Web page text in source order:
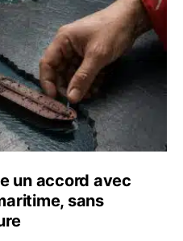
un accord avec
sans